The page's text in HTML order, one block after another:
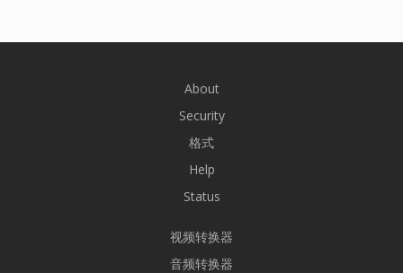
About
Security
格式
Help
Status
视频转换器
音频转换器